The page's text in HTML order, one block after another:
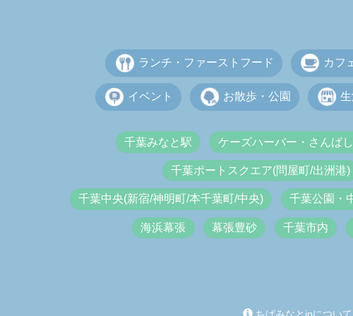
ランチ・ファーストフード カフ
イベント お散歩・公園
千葉みなと駅 ケーズハーバー・さんば
千葉ポートスクエア(問屋町/出洲港)
千葉中央(新宿/神明町/本千葉町/中央) 千葉公園・
海浜幕張 幕張豊砂 千葉市内